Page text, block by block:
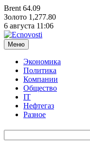
Brent 64.09
Золото 1,277.80
6 августа 11:06
Меню
Экономика
Политика
Компании
Общество
IT
Нефтегаз
Разное